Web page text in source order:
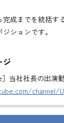
完成までを統括す
ションです。
ロジェクト・マネ
ュール・事業費・
契約戦略の検討・
施工フェーズの統
ジ
当社社長の出演
channel/
場で業務を行う、